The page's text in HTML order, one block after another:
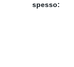
spesso: